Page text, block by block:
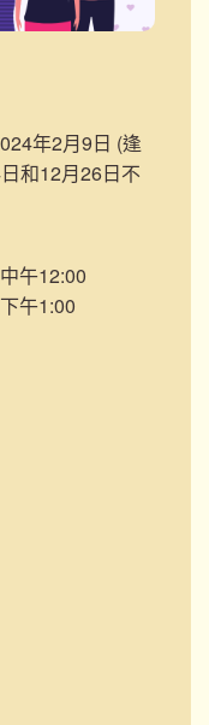
年2月9日 (逢
和12月26日不
午12:00
午1:00